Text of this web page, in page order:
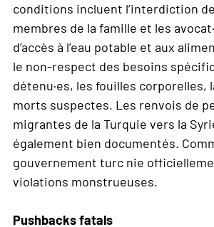
conditions incluent l’interdiction
membres de la famille et les
d’accès à l’eau potable et aux
le non-respect des besoins
détenu·es, les fouilles corporelles,
morts suspectes. Les renvois de
migrantes de la Turquie vers la
également bien documentés.
gouvernement turc nie
violations monstrueuses.
Pushbacks fatals